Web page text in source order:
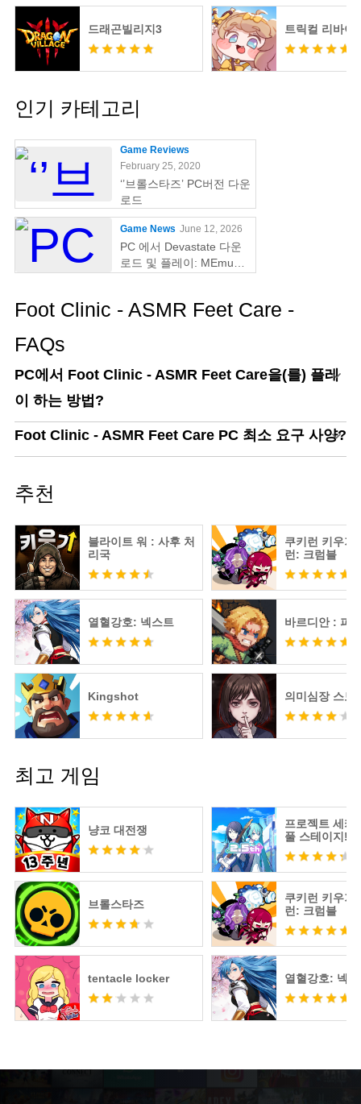
드래곤빌리지3 트릭컬 리바이
인기 카테고리
Game Reviews
February 25, 2020
‘’브롤스타즈’ PC버전 다운
로드
Game News June 12, 2026
PC 에서 Devastate 다운
로드 및 플레이: MEmu
Foot Clinic - ASMR Feet Care -
FAQs
PC에서 Foot Clinic - ASMR Feet Care을(를) 플레
이 하는 방법?
Foot Clinic - ASMR Feet Care PC 최소 요구 사양?
추천
블라이트 워 : 사후 처
리국
쿠키런 키우기
런: 크럼블
열혈강호: 넥스트 바르디안 : 피
Kingshot 의미심장 스토
최고 게임
냥코 대전쟁
브롤스타즈
tentacle locker
프로젝트 세카
풀 스테이지!
츠네 미쿠
쿠키런 키우기
런: 크럼블
열혈강호: 넥